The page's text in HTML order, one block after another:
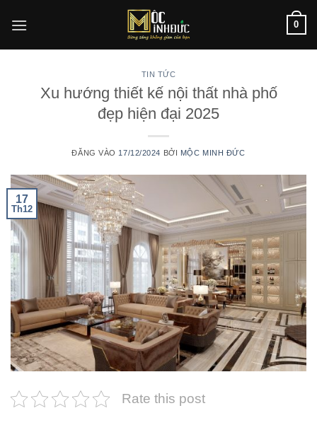
qua
0
TIN TỨC
Xu hướng thiết kế nội thất nhà phố
đẹp hiện đại 2025
ĐĂNG VÀO 17/12/2024 BỞI MỘC MINH ĐỨC
17
Th12
Rate this post